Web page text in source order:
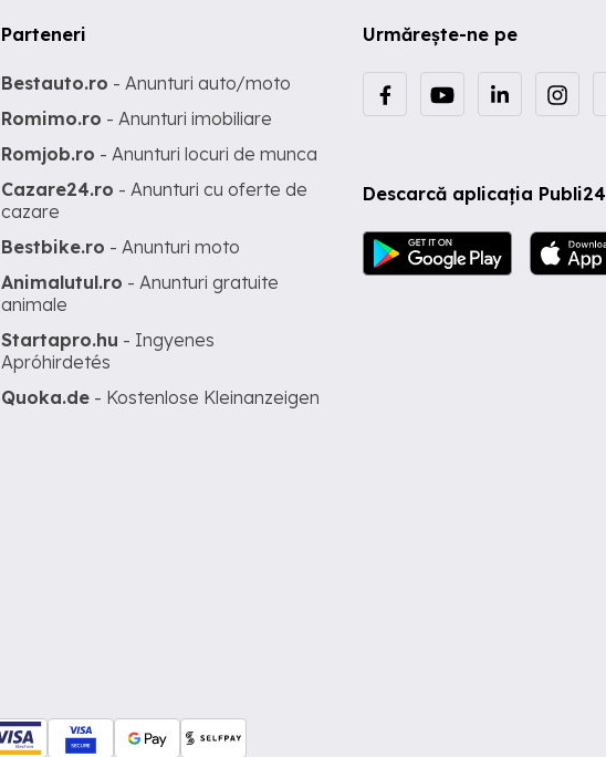
Urmărește-ne pe
Descarcă aplicația Publi24
Parteneri
Bestauto.ro - Anunturi auto/moto
Romimo.ro - Anunturi imobiliare
Romjob.ro - Anunturi locuri de munca
Cazare24.ro - Anunturi cu oferte de
cazare
Bestbike.ro - Anunturi moto
Animalutul.ro - Anunturi gratuite
animale
Startapro.hu - Ingyenes
Apróhirdetés
Quoka.de - Kostenlose Kleinanzeigen